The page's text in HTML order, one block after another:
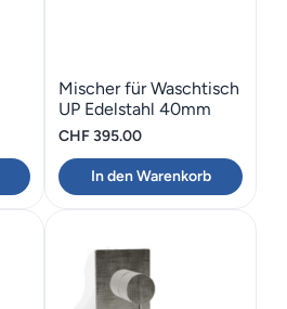
Mischer für Waschtisch
UP Edelstahl 40mm
CHF395.00
In den Warenkorb